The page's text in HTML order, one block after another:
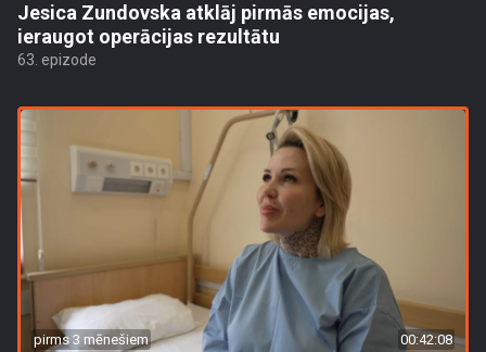
Jesica Zundovska atklāj pirmās emocijas,
ieraugot operācijas rezultātu
63. epizode
pirms 3 mēnešiem 00:42:08